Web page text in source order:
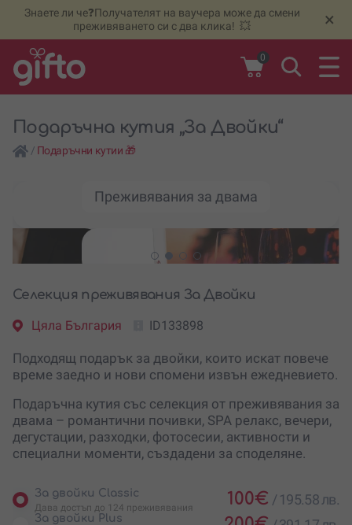
Знаете ли че❓Получателят на ваучера може да смени
преживяването си с два клика! 💥
×
0
Подаръчна кутия „За Двойки“
/ Подаръчни кутии 🎁
Преживявания за двама
Селекция преживявания За Двойки
Цяла България ID133898
Подходящ подарък за двойки, които искат повече
време заедно и нови спомени извън ежедневието.
Подаръчна кутия със селекция от преживявания за
двама – романтични почивки, SPA релакс, вечери,
дегустации, разходки, фотосесии, активности и
специални моменти, създадени за споделяне.
За двойки Classic
Дава достъп до 124 преживявания 100€ /195.58 лв.
За двойки Plus